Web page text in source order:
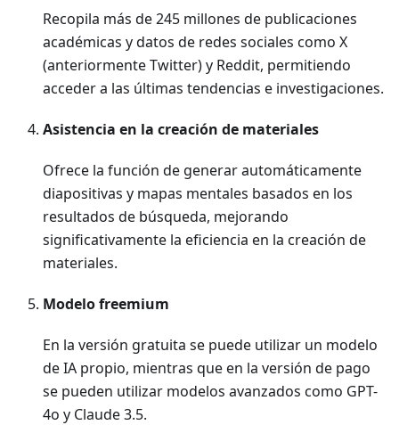
Recopila más de 245 millones de publicaciones
académicas y datos de redes sociales como X
(anteriormente Twitter) y Reddit, permitiendo
acceder a las últimas tendencias e investigaciones.
Asistencia en la creación de materiales
Ofrece la función de generar automáticamente
diapositivas y mapas mentales basados en los
resultados de búsqueda, mejorando
significativamente la eficiencia en la creación de
materiales.
Modelo freemium
En la versión gratuita se puede utilizar un modelo
de IA propio, mientras que en la versión de pago
se pueden utilizar modelos avanzados como GPT-
4o y Claude 3.5.